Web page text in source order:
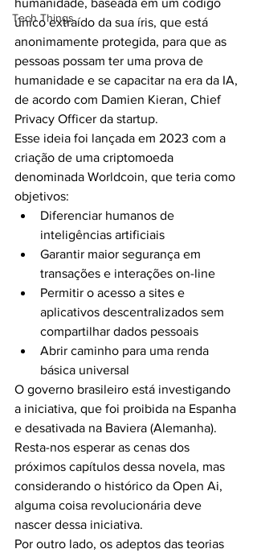
Tech Things
humanidade, baseada em um código
único extraído da sua íris, que está
anonimamente protegida, para que as
pessoas possam ter uma prova de
humanidade e se capacitar na era da IA,
de acordo com Damien Kieran, Chief
Privacy Officer da startup.
Esse ideia foi lançada em 2023 com a
criação de uma criptomoeda
denominada Worldcoin, que teria como
objetivos:
Diferenciar humanos de
inteligências artificiais
Garantir maior segurança em
transações e interações on-line
Permitir o acesso a sites e
aplicativos descentralizados sem
compartilhar dados pessoais
Abrir caminho para uma renda
básica universal
O governo brasileiro está investigando
a iniciativa, que foi proibida na Espanha
e desativada na Baviera (Alemanha).
Resta-nos esperar as cenas dos
próximos capítulos dessa novela, mas
considerando o histórico da Open Ai,
alguma coisa revolucionária deve
nascer dessa iniciativa.
Por outro lado, os adeptos das teorias